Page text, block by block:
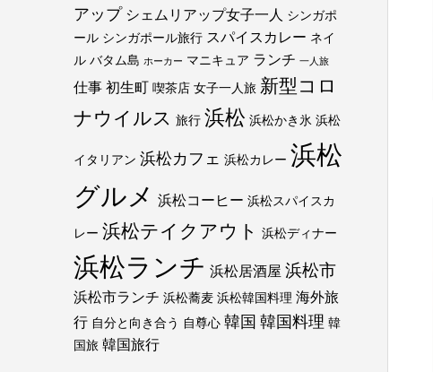
アップ シェムリアップ女子一人 シンガポ
ール シンガポール旅行 スパイスカレー ネイ
ル バタム島 ホーカー マニキュア ランチ 一人旅
仕事初生町 喫茶店 女子一人旅 新型コロ
ナウイルス 旅行 浜松 浜松かき氷 浜松
イタリアン 浜松カフェ 浜松カレー 浜松
グルメ 浜松コーヒー 浜松スパイスカ
レー 浜松テイクアウト 浜松ディナー
浜松ランチ 浜松居酒屋 浜松市
浜松市ランチ 浜松蕎麦 浜松韓国料理 海外旅
行 自分と向き合う 自尊心 韓国 韓国料理 韓
国旅 韓国旅行